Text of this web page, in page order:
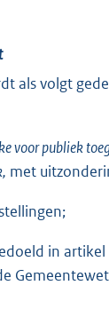
als volgt
voor publiek
met
in